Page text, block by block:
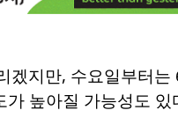
지만, 수요일부터는
높아질 가능성도 있